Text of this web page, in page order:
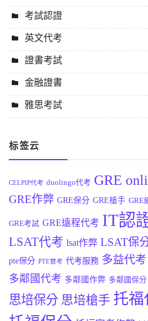
考試認證
英文代考
證書考試
金融證書
雅思考試
标签云
CELPIP代考 duolingo代考 GRE
GRE作弊 GRE保分 GRE槍手 GRE
GRE考試 GRE遠程代考 IT認
LSAT代考 lsat作弊 LSAT保
pte保分 PTE替考 代考服務 多益代考
多鄰國代考 多鄰國作弊 多鄰國保分
思培保分 思培槍手 托福